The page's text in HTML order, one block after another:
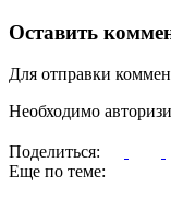
Оставить
Для отправки
Необходимо
Поделиться:
Еще по теме: